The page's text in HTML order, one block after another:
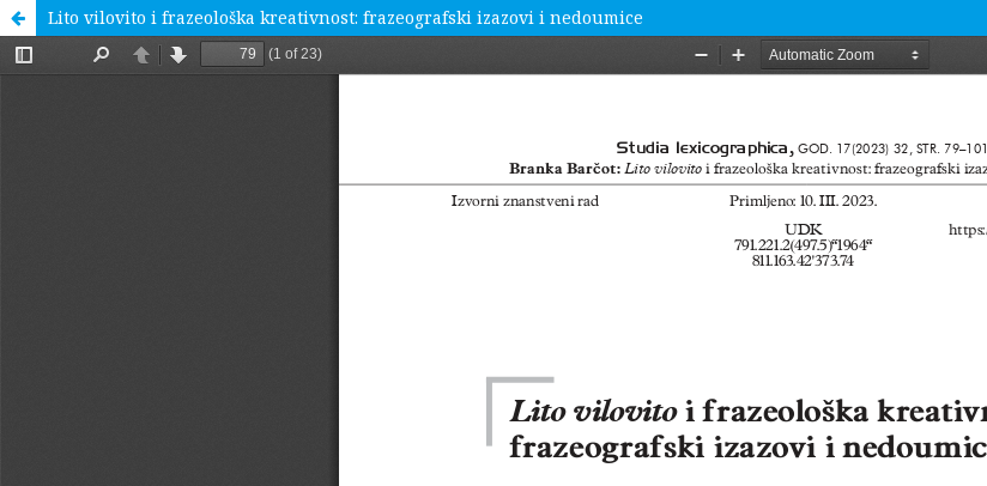
Lito vilovito i frazeološka kreativnost: frazeografski izazovi i nedoumice